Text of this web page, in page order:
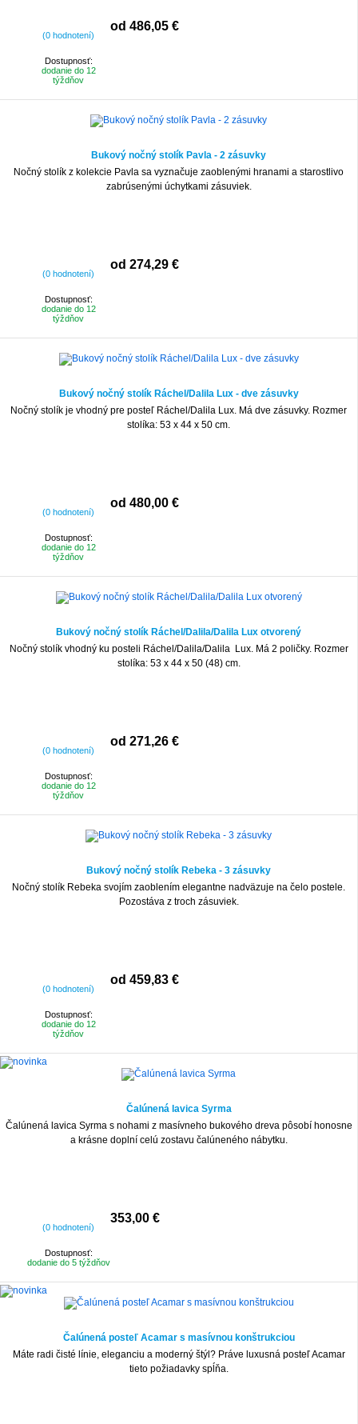
(0 hodnotení)
Dostupnosť:
dodanie do 12
týždňov
od 486,05 €
Bukový nočný stolík Pavla - 2 zásuvky
Nočný stolík z kolekcie Pavla sa vyznačuje zaoblenými hranami a starostlivo
zabrúsenými úchytkami zásuviek.
(0 hodnotení)
Dostupnosť:
dodanie do 12
týždňov
od 274,29 €
Bukový nočný stolík Ráchel/Dalila Lux - dve zásuvky
Nočný stolík je vhodný pre posteľ Ráchel/Dalila Lux. Má dve zásuvky. Rozmer
stolíka: 53 x 44 x 50 cm.
(0 hodnotení)
Dostupnosť:
dodanie do 12
týždňov
od 480,00 €
Bukový nočný stolík Ráchel/Dalila/Dalila Lux otvorený
Nočný stolík vhodný ku posteli Ráchel/Dalila/Dalila Lux. Má 2 poličky. Rozmer
stolíka: 53 x 44 x 50 (48) cm.
(0 hodnotení)
Dostupnosť:
dodanie do 12
týždňov
od 271,26 €
Bukový nočný stolík Rebeka - 3 zásuvky
Nočný stolík Rebeka svojím zaoblením elegantne nadväzuje na čelo postele.
Pozostáva z troch zásuviek.
(0 hodnotení)
Dostupnosť:
dodanie do 12
týždňov
od 459,83 €
Čalúnená lavica Syrma
Čalúnená lavica Syrma s nohami z masívneho bukového dreva pôsobí honosne
a krásne doplní celú zostavu čalúneného nábytku.
(0 hodnotení)
Dostupnosť:
dodanie do 5 týždňov
353,00 €
Čalúnená posteľ Acamar s masívnou konštrukciou
Máte radi čisté línie, eleganciu a moderný štýl? Práve luxusná posteľ Acamar
tieto požiadavky spĺňa.